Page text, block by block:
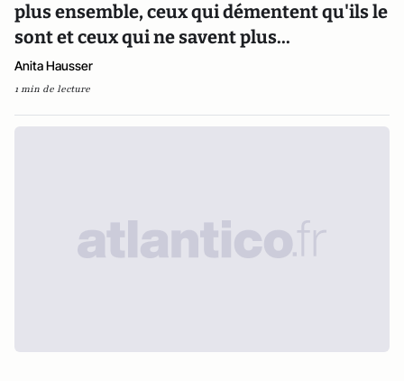
plus ensemble, ceux qui démentent qu'ils le
sont et ceux qui ne savent plus...
Anita Hausser
1 min de lecture